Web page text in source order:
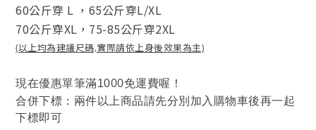
60公斤穿 L ， 65公斤穿L/XL
70公斤穿XL， 75-85公斤穿2XL
(以上均為建議尺碼,實際請依上身後效果為主)
現在優惠單筆滿1000免運費喔！
合併下標：兩件以上商品請先分別加入購物車後再一起
下標即可